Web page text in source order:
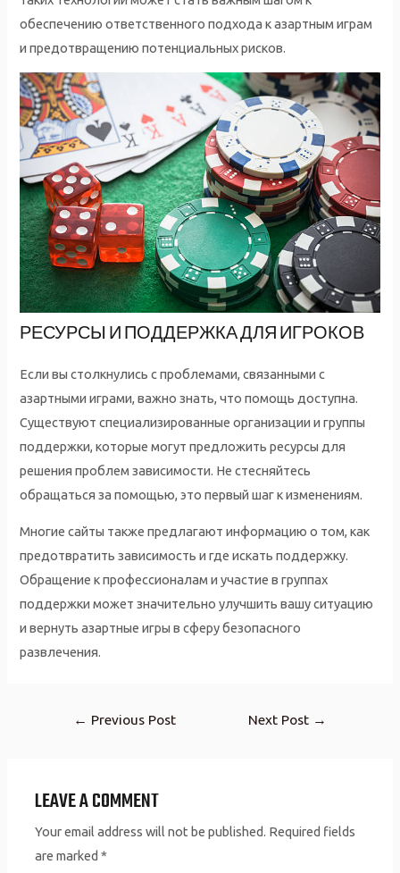
обеспечению ответственного подхода к азартным играм
и предотвращению потенциальных рисков.
РЕСУРСЫ И ПОДДЕРЖКА ДЛЯ ИГРОКОВ
Если вы столкнулись с проблемами, связанными с
азартными играми, важно знать, что помощь доступна.
Существуют специализированные организации и группы
поддержки, которые могут предложить ресурсы для
решения проблем зависимости. Не стесняйтесь
обращаться за помощью, это первый шаг к изменениям.
Многие сайты также предлагают информацию о том, как
предотвратить зависимость и где искать поддержку.
Обращение к профессионалам и участие в группах
поддержки может значительно улучшить вашу ситуацию
и вернуть азартные игры в сферу безопасного
развлечения.
← Previous Post Next Post →
LEAVE A COMMENT
Your email address will not be published. Required fields
are marked*